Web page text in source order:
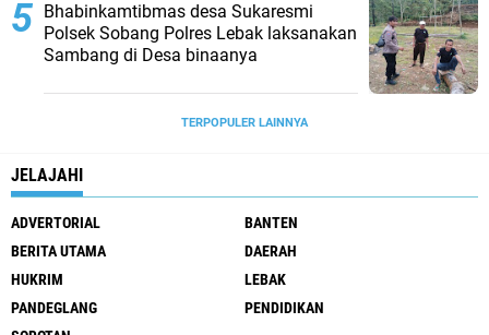
Bhabinkamtibmas desa Sukaresmi
Polsek Sobang Polres Lebak laksanakan
Sambang di Desa binaanya
TERPOPULER LAINNYA
JELAJAHI
ADVERTORIAL
BANTEN
BERITA UTAMA
DAERAH
HUKRIM
LEBAK
PANDEGLANG
PENDIDIKAN